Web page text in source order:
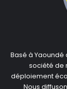
développer et
génétiques
moustiques et
Notre vision
paludisme.
tous les
Basé à
société de
déploiement
Nous